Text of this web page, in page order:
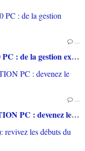
[TEST] FOOTBALL MANAGER 2020 PC : de la gestion extrêmement poussé et au top
[TEST] JURASSIC WORLD EVOLUTION PC : devenez le remplaçant de John Hammond